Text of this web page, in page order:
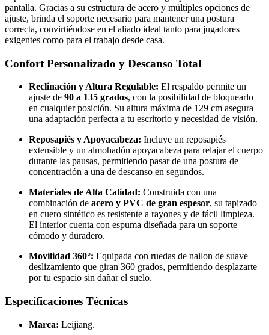
pantalla. Gracias a su estructura de acero y múltiples opciones de
ajuste, brinda el soporte necesario para mantener una postura
correcta, convirtiéndose en el aliado ideal tanto para jugadores
exigentes como para el trabajo desde casa.
Confort Personalizado y Descanso Total
Reclinación y Altura Regulable: El respaldo permite un
ajuste de 90 a 135 grados, con la posibilidad de bloquearlo
en cualquier posición. Su altura máxima de 129 cm asegura
una adaptación perfecta a tu escritorio y necesidad de visión.
Reposapiés y Apoyacabeza: Incluye un reposapiés
extensible y un almohadón apoyacabeza para relajar el cuerpo
durante las pausas, permitiendo pasar de una postura de
concentración a una de descanso en segundos.
Materiales de Alta Calidad: Construida con una
combinación de acero y PVC de gran espesor, su tapizado
en cuero sintético es resistente a rayones y de fácil limpieza.
El interior cuenta con espuma diseñada para un soporte
cómodo y duradero.
Movilidad 360°: Equipada con ruedas de nailon de suave
deslizamiento que giran 360 grados, permitiendo desplazarte
por tu espacio sin dañar el suelo.
Especificaciones Técnicas
Marca: Leijiang.